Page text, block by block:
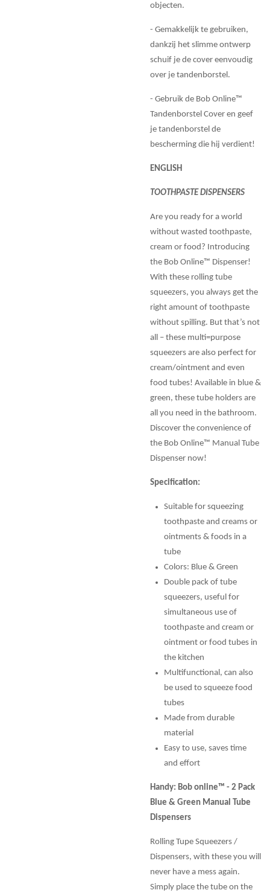
objecten.
- Gemakkelijk te gebruiken,
dankzij het slimme ontwerp
schuif je de cover eenvoudig
over je tandenborstel.
- Gebruik de Bob Online™
Tandenborstel Cover en geef
je tandenborstel de
bescherming die hij verdient!
ENGLISH
TOOTHPASTE DISPENSERS
Are you ready for a world
without wasted toothpaste,
cream or food? Introducing
the Bob Online™ Dispenser!
With these rolling tube
squeezers, you always get the
right amount of toothpaste
without spilling. But that’s not
all – these multi=purpose
squeezers are also perfect for
cream/ointment and even
food tubes! Available in blue &
green, these tube holders are
all you need in the bathroom.
Discover the convenience of
the Bob Online™ Manual Tube
Dispenser now!
Specification:
Suitable for squeezing
toothpaste and creams or
ointments & foods in a
tube
Colors: Blue & Green
Double pack of tube
squeezers, useful for
simultaneous use of
toothpaste and cream or
ointment or food tubes in
the kitchen
Multifunctional, can also
be used to squeeze food
tubes
Made from durable
material
Easy to use, saves time
and effort
Handy: Bob online™ - 2 Pack
Blue & Green Manual Tube
Dispensers
Rolling Tupe Squeezers /
Dispensers, with these you will
never have a mess again.
Simply place the tube on the